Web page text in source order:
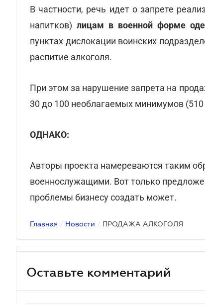
В частности, речь идет о запрете
напитков) лицам в военной форме
пунктах дислокации воинских
распитие алкоголя.
При этом за нарушение запрета на
30 до 100 необлагаемых минимумов (510
ОДНАКО:
Авторы проекта намереваются таким
военнослужащими. Вот только
проблемы бизнесу создать может.
Главная / Новости / ПРОДАЖА АЛКОГОЛЯ
Оставьте комментарий